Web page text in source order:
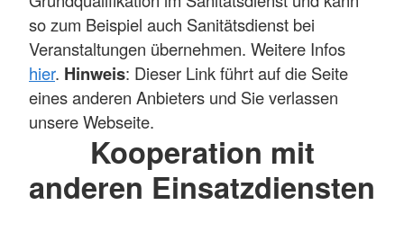
so zum Beispiel auch Sanitätsdienst bei
Veranstaltungen übernehmen. Weitere Infos
hier. Hinweis: Dieser Link führt auf die Seite
eines anderen Anbieters und Sie verlassen
unsere Webseite.
Kooperation mit
anderen Einsatzdiensten